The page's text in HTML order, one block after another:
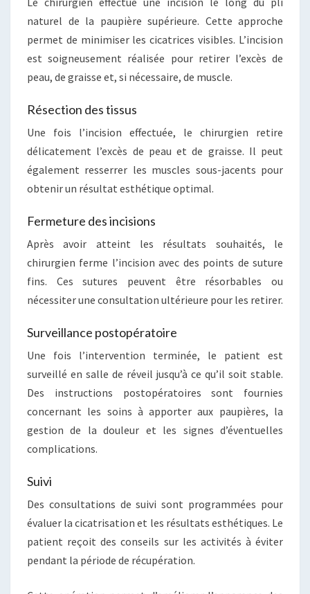
naturel de la paupière supérieure. Cette approche
permet de minimiser les cicatrices visibles. L’incision
est soigneusement réalisée pour retirer l’excès de
peau, de graisse et, si nécessaire, de muscle.
Résection des tissus
Une fois l’incision effectuée, le chirurgien retire
délicatement l’excès de peau et de graisse. Il peut
également resserrer les muscles sous-jacents pour
obtenir un résultat esthétique optimal.
Fermeture des incisions
Après avoir atteint les résultats souhaités, le
chirurgien ferme l’incision avec des points de suture
fins. Ces sutures peuvent être résorbables ou
nécessiter une consultation ultérieure pour les retirer.
Surveillance postopératoire
Une fois l’intervention terminée, le patient est
surveillé en salle de réveil jusqu’à ce qu’il soit stable.
Des instructions postopératoires sont fournies
concernant les soins à apporter aux paupières, la
gestion de la douleur et les signes d’éventuelles
complications.
Suivi
Des consultations de suivi sont programmées pour
évaluer la cicatrisation et les résultats esthétiques. Le
patient reçoit des conseils sur les activités à éviter
pendant la période de récupération.